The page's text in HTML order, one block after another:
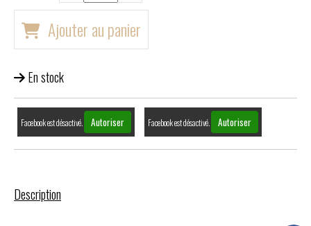
Ajouter au panier
En stock
Facebook est désactivé. Autoriser Facebook est désactivé. Autoriser
Description